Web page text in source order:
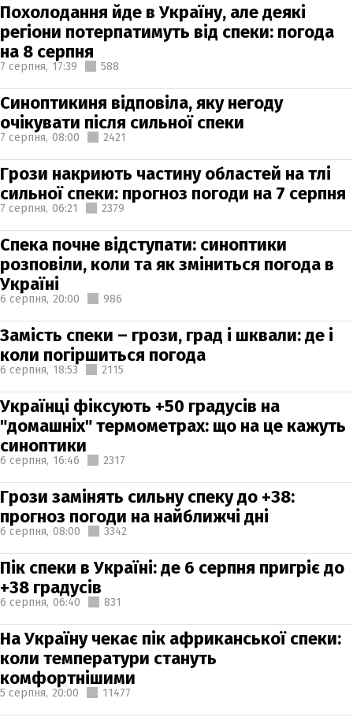
Похолодання йде в Україну, але деякі
регіони потерпатимуть від спеки: погода
на 8 серпня
7 серпня, 17:39 588
Синоптикиня відповіла, яку негоду
очікувати після сильної спеки
7 серпня, 08:00 2421
Грози накриють частину областей на тлі
сильної спеки: прогноз погоди на 7 серпня
7 серпня, 06:21 2379
Спека почне відступати: синоптики
розповіли, коли та як зміниться погода в
Україні
6 серпня, 20:00 986
Замість спеки – грози, град і шквали: де і
коли погіршиться погода
6 серпня, 18:53 2115
Українці фіксують +50 градусів на
"домашніх" термометрах: що на це кажуть
синоптики
6 серпня, 16:46 2317
Грози замінять сильну спеку до +38:
прогноз погоди на найближчі дні
6 серпня, 08:00 3342
Пік спеки в Україні: де 6 серпня пригріє до
+38 градусів
6 серпня, 06:40 831
На Україну чекає пік африканської спеки:
коли температури стануть
комфортнішими
5 серпня, 20:00 11477